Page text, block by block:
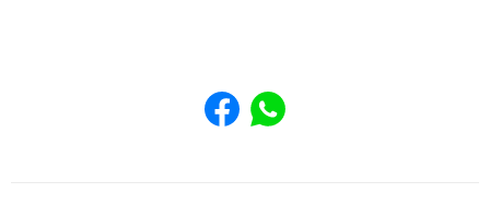
Share to Facebook
Share to WhatsApp